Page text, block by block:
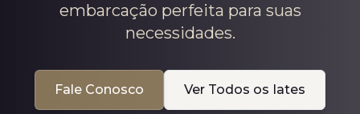
embarcação perfeita para suas
necessidades.
Fale Conosco Ver Todos os Iates